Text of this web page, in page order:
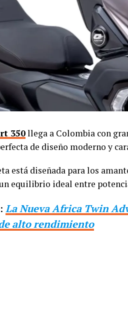
350llega a Colombia con
de diseño moderno y
está diseñada para los
equilibrio ideal entre
La Nueva Africa Twin
alto rendimiento